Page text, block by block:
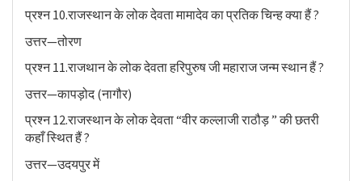
प्रश्न 10.राजस्थान के लोक देवता मामादेव का प्रतिक चिन्ह क्या हैं ?
उत्तर—तोरण
प्रश्न 11.राजथान के लोक देवता हरिपुरुष जी महाराज जन्म स्थान हैं ?
उत्तर—कापड़ोद (नागौर)
प्रश्न 12.राजस्थान के लोक देवता “वीर कल्लाजी राठौड़ ” की छतरी
कहाँ स्थित हैं ?
उत्तर—उदयपुर में